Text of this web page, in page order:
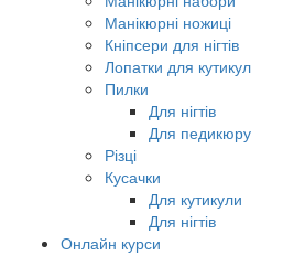
Манікюрні ножиці
Кніпсери для нігтів
Лопатки для кутикул
Пилки
Для нігтів
Для педикюру
Різці
Кусачки
Для кутикули
Для нігтів
Онлайн курси